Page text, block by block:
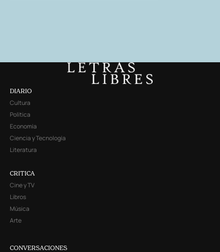
DIARIO
Cultura
Política
Economía
Ciencia y Tecnología
Literatura
CRITICA
Cine y TV
Libros
Música
Arte
CONVERSACIONES